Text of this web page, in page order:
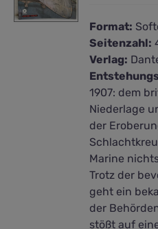
Format:
Seitenzahl:
Verlag:
1907: dem
Niederlage
der
Marine
Trotz der
geht ein
der
stößt auf